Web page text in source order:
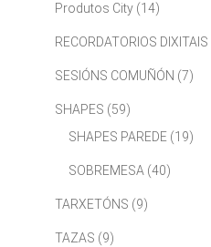
Produtos City (14)
RECORDATORIOS DIXITAIS
SESIÓNS COMUÑÓN (7)
SHAPES (59)
SHAPES PAREDE (19)
SOBREMESA (40)
TARXETÓNS (9)
TAZAS (9)